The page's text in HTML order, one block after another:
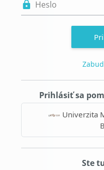
Prihlásiť sa
Univerzita
Ste